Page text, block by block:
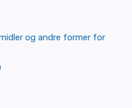
og andre former for